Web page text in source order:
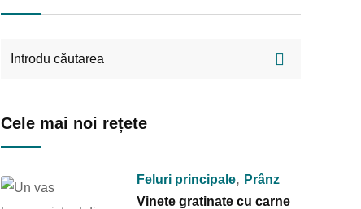
Cele mai noi rețete
Feluri principale, Prânz
Vinete gratinate cu carne